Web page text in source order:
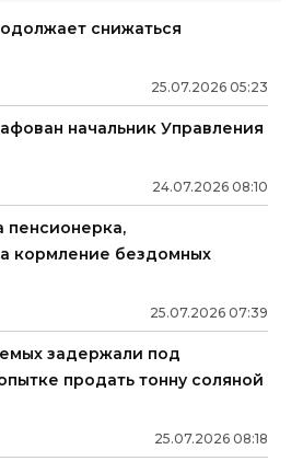
снижаться
25.07.2026 05:23
начальник Управления
24.07.2026 08:10
пенсионерка,
кормление бездомных
25.07.2026 07:39
задержали под
продать тонну соляной
25.07.2026 08:18